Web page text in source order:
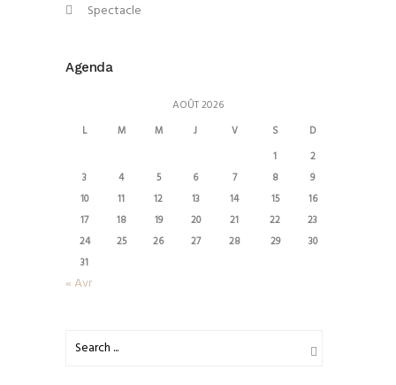
Spectacle
Agenda
AOÛT 2026
L M M J V S
D
1
2
3
4 5 6 7 8
9
10
11 12 13 14 15
16
17
18 19 20 21 22
23
24
25 26 27 28 29
30
31
« Avr